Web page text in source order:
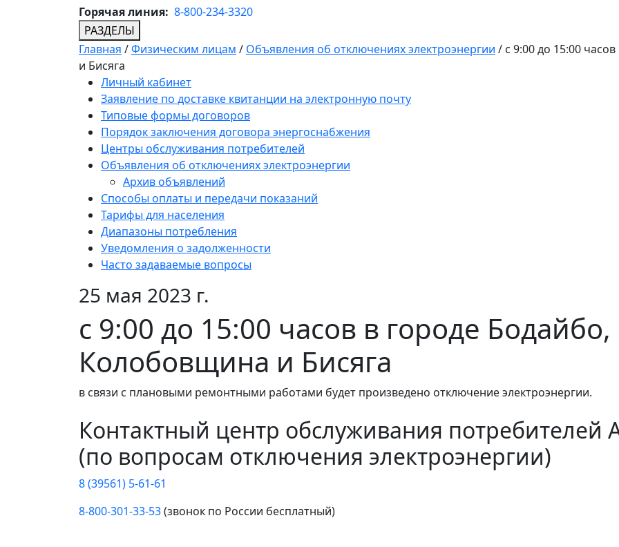
Горячая линия: 8-800-234-3320
РАЗДЕЛЫ
Главная /Физическим лицам / Объявления об отключениях электроэнергии / с 9:00 до 15:00
и Бисяга
Личный кабинет
Заявление по доставке квитанции на электронную почту
Типовые формы договоров
Порядок заключения договора энергоснабжения
Центры обслуживания потребителей
Объявления об отключениях электроэнергии
Архив объявлений
Способы оплаты и передачи показаний
Тарифы для населения
Диапазоны потребления
Уведомления о задолженности
Часто задаваемые вопросы
25 мая 2023 г.
с 9:00 до 15:00 часов в городе Бодайбо,
Колобовщина и Бисяга
в связи с плановыми ремонтными работами будет произведено отключение электроэнергии.
Контактный центр обслуживания потребителей
(по вопросам отключения электроэнергии)
8 (39561) 5-61-61
8-800-301-33-53(звонок по России бесплатный)